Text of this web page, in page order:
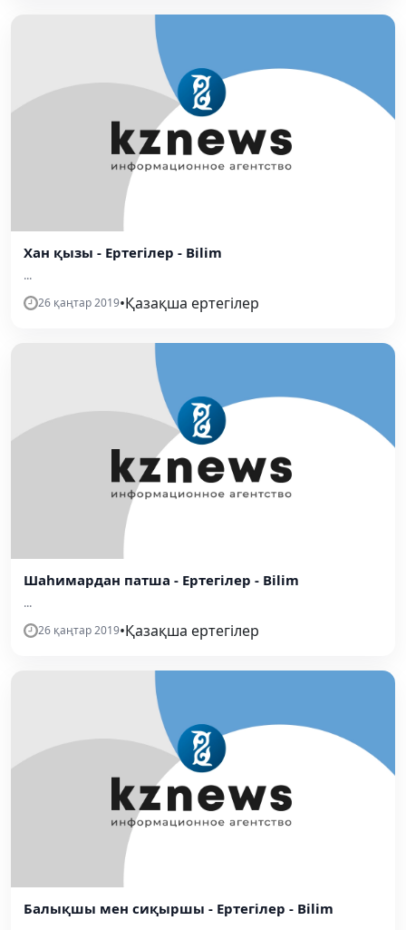
Хан қызы - Ертегілер - Bilim
...
26 қаңтар 2019•Қазақша ертегілер
Шаһимардан патша - Ертегілер - Bilim
...
26 қаңтар 2019•Қазақша ертегілер
Балықшы мен сиқыршы - Ертегілер - Bilim